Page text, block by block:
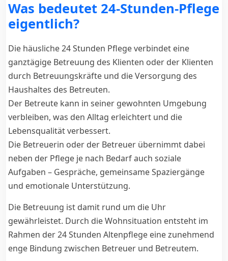
Was bedeutet 24-Stunden-Pflege
eigentlich?
Die häusliche 24 Stunden Pflege verbindet eine
ganztägige Betreuung des Klienten oder der Klienten
durch Betreuungskräfte und die Versorgung des
Haushaltes des Betreuten.
Der Betreute kann in seiner gewohnten Umgebung
verbleiben, was den Alltag erleichtert und die
Lebensqualität verbessert.
Die Betreuerin oder der Betreuer übernimmt dabei
neben der Pflege je nach Bedarf auch soziale
Aufgaben – Gespräche, gemeinsame Spaziergänge
und emotionale Unterstützung.
Die Betreuung ist damit rund um die Uhr
gewährleistet. Durch die Wohnsituation entsteht im
Rahmen der 24 Stunden Altenpflege eine zunehmend
enge Bindung zwischen Betreuer und Betreutem.